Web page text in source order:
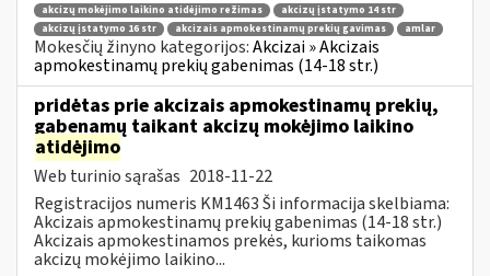
akcizų mokėjimo laikino atidėjimo režimas
akcizų įstatymo 14 str
akcizų įstatymo 16 str
akcizais apmokestinamų prekių gavimas amlar
Mokesčių žinyno kategorijos:Akcizai » Akcizais
apmokestinamų prekių gabenimas (14-18 str.)
pridėtas prie akcizais apmokestinamų prekių,
gabenamų taikant akcizų mokėjimo laikino
atidėjimo
Web turinio sąrašas 2018-11-22
Registracijos numeris KM1463 Ši informacija skelbiama:
Akcizais apmokestinamų prekių gabenimas (14-18 str.)
Akcizais apmokestinamos prekės, kurioms taikomas
akcizų mokėjimo laikino...